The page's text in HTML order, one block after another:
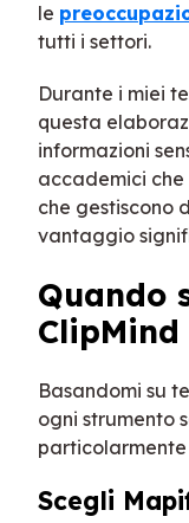
le
tutti i settori.
Durante i miei
questa
informazioni
accademici che
che gestiscono
vantaggio
Quando
ClipMind
Basandomi su
ogni strumento
particolarmente
Scegli